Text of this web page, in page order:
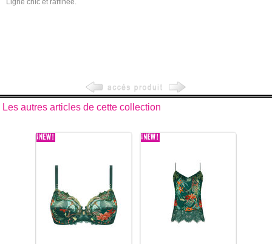
Ligne chic et raffinée.
Les autres articles de cette collection